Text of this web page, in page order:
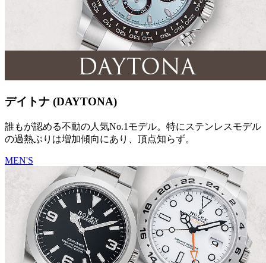
デイトナ (DAYTONA)
誰もが認める不動の人気No.1モデル。特にステンレスモデル
の過熱ぶりは増加傾向にあり、頂点知らず。
MEN'S